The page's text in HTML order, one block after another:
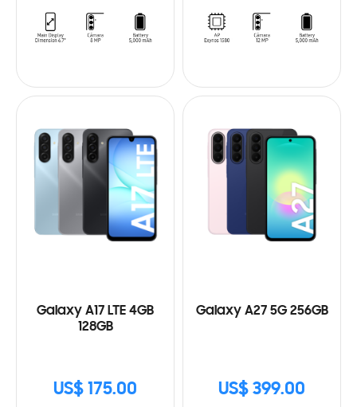
Galaxy A17 LTE 4GB
128GB
US$ 175.00
Galaxy A27 5G 256GB
US$ 399.00